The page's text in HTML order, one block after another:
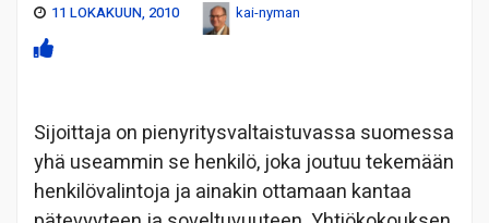
11 LOKAKUUN, 2010 kai-nyman
Sijoittaja on pienyritysvaltaistuvassa suomessa
yhä useammin se henkilö, joka joutuu tekemään
henkilövalintoja ja ainakin ottamaan kantaa